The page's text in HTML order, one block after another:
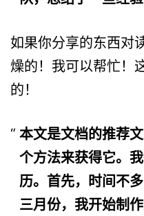
如果你分享的东西对
燥的！我可以帮忙！
的！
本文是文档的推荐
个方法来获得它。
历。首先，时间不
三月份，我开始制